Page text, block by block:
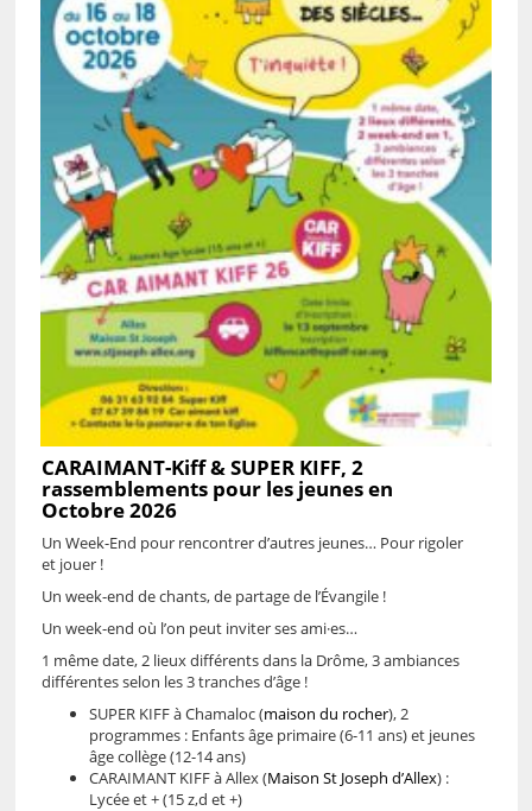
CARAIMANT-Kiff & SUPER KIFF, 2
rassemblements pour les jeunes en
Octobre 2026
Un Week-End pour rencontrer d’autres jeunes… Pour rigoler
et jouer !
Un week-end de chants, de partage de l’Évangile !
Un week-end où l’on peut inviter ses ami·es…
1 même date, 2 lieux différents dans la Drôme, 3 ambiances
différentes selon les 3 tranches d’âge !
SUPER KIFF à Chamaloc (maison du rocher), 2
programmes : Enfants âge primaire (6-11 ans) et jeunes
âge collège (12-14 ans)
CARAIMANT KIFF à Allex (Maison St Joseph d’Allex) :
Lycée et + (15 z,d et +)